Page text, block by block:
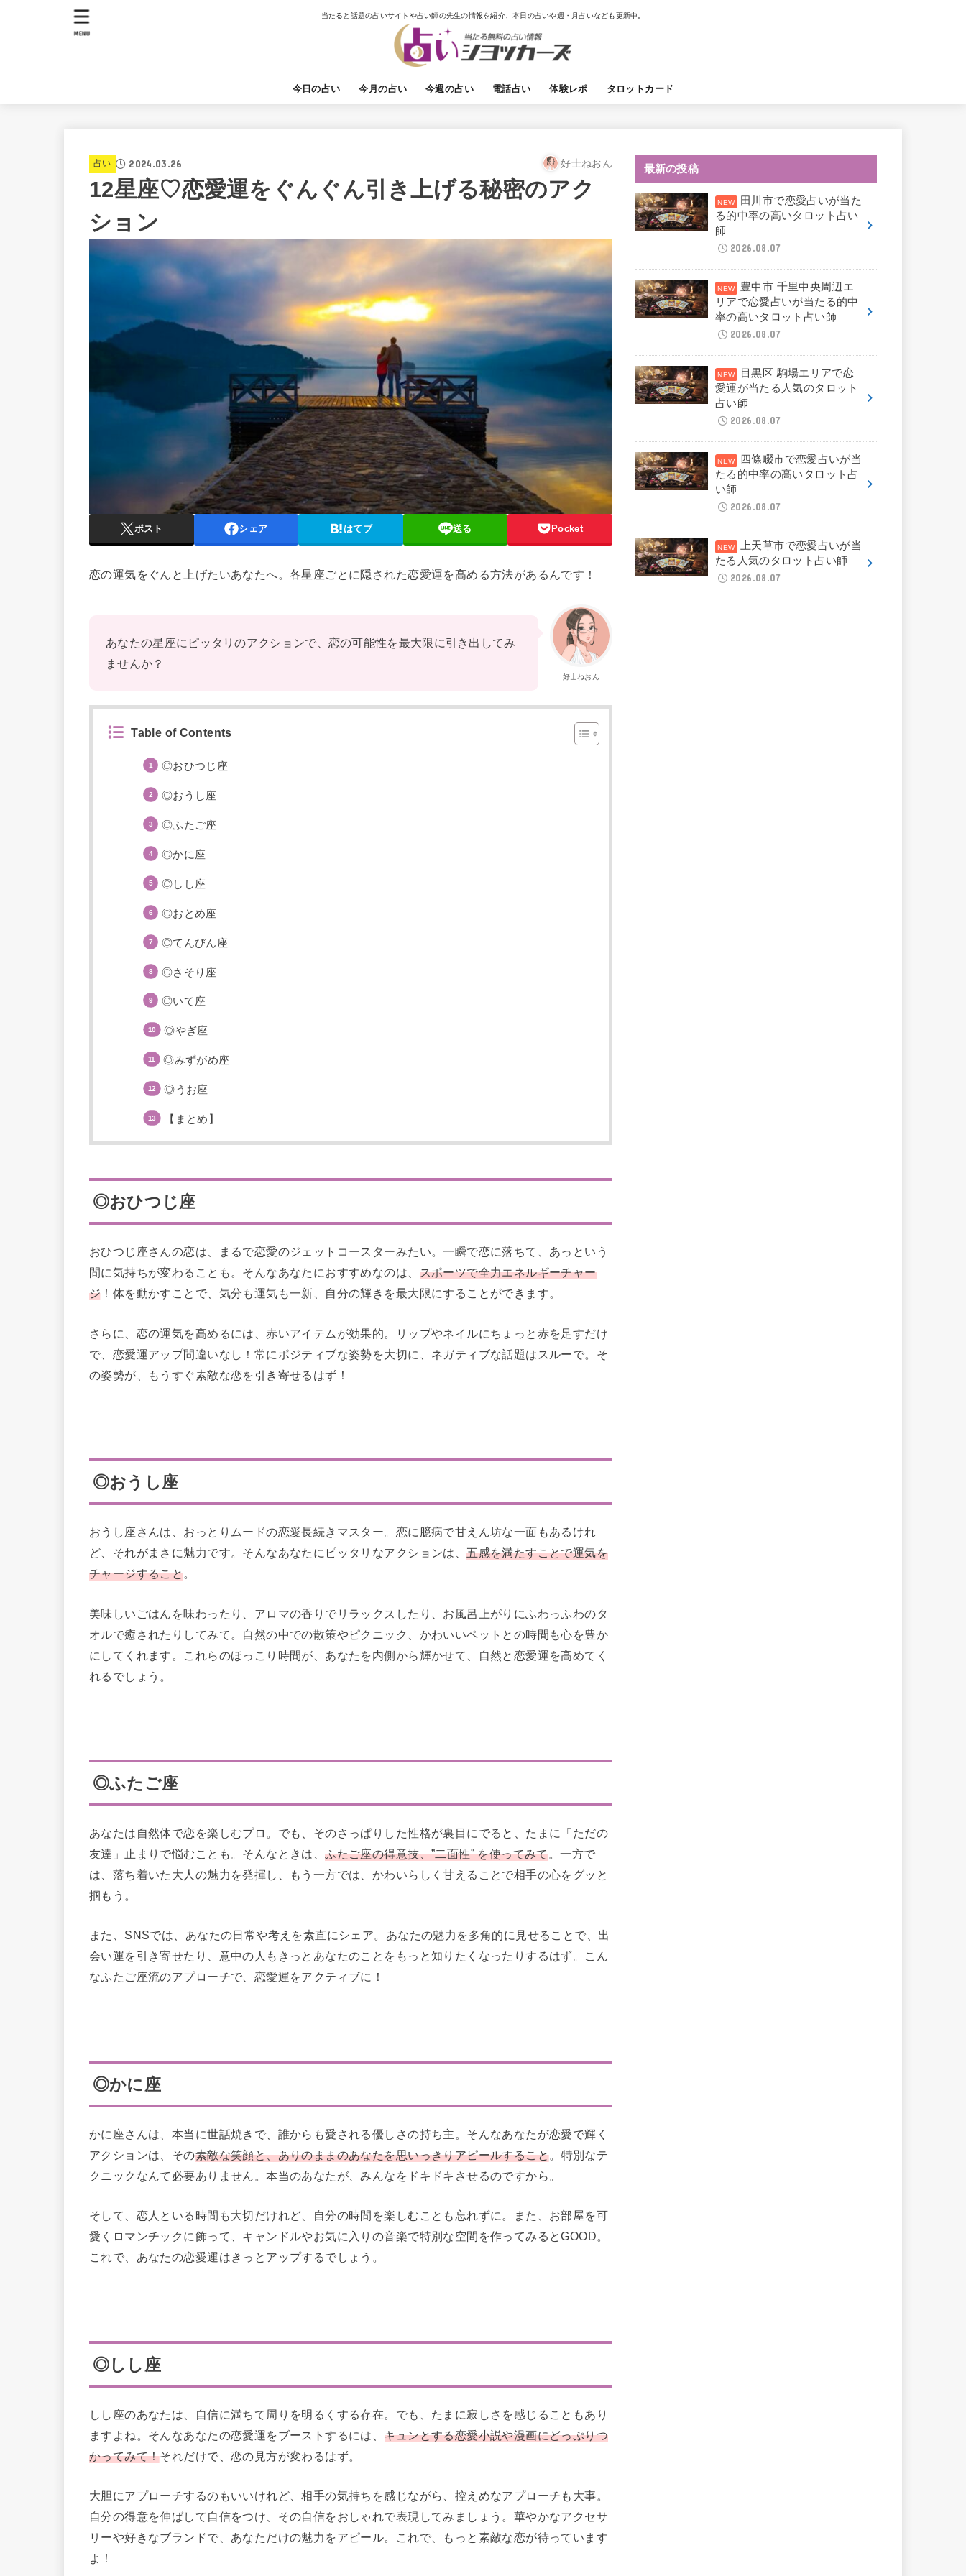
当たると話題の占いサイトや占い師の先生の情報を紹介、本日の占いや週・月占いなども更新中。
今日の占い 今月の占い 今週の占い 電話占い 体験レポ タロットカード
MENU
占い 2024.03.26 好士ねおん
12星座♡恋愛運をぐんぐん引き上げる秘密のアク
ション
ポスト シェア はてブ 送る Pocket
恋の運気をぐんと上げたいあなたへ。各星座ごとに隠された恋愛運を高める方法があるんです！
好士ねおん
あなたの星座にピッタリのアクションで、恋の可能性を最大限に引き出してみ
ませんか？
Table of Contents
◎おひつじ座
◎おうし座
◎ふたご座
◎かに座
◎しし座
◎おとめ座
◎てんびん座
◎さそり座
◎いて座
◎やぎ座
◎みずがめ座
◎うお座
【まとめ】
◎おひつじ座
おひつじ座さんの恋は、まるで恋愛のジェットコースターみたい。一瞬で恋に落ちて、あっという
間に気持ちが変わることも。そんなあなたにおすすめなのは、 スポーツで全力エネルギーチャー
ジ ！体を動かすことで、気分も運気も一新、自分の輝きを最大限にすることができます。
さらに、恋の運気を高めるには、赤いアイテムが効果的。リップやネイルにちょっと赤を足すだけ
で、恋愛運アップ間違いなし！常にポジティブな姿勢を大切に、ネガティブな話題はスルーで。そ
の姿勢が、もうすぐ素敵な恋を引き寄せるはず！
◎おうし座
おうし座さんは、おっとりムードの恋愛長続きマスター。恋に臆病で甘えん坊な一面もあるけれ
ど、それがまさに魅力です。そんなあなたにピッタリなアクションは、五感を満たすことで運気を
チャージすること。
美味しいごはんを味わったり、アロマの香りでリラックスしたり、お風呂上がりにふわっふわのタ
オルで癒されたりしてみて。自然の中での散策やピクニック、かわいいペットとの時間も心を豊か
にしてくれます。これらのほっこり時間が、あなたを内側から輝かせて、自然と恋愛運を高めてく
れるでしょう。
◎ふたご座
あなたは自然体で恋を楽しむプロ。でも、そのさっぱりした性格が裏目にでると、たまに「ただの
友達」止まりで悩むことも。そんなときは、ふたご座の得意技、”二面性” を使ってみて。一方で
は、落ち着いた大人の魅力を発揮し、もう一方では、かわいらしく甘えることで相手の心をグッと
掴もう。
また、SNSでは、あなたの日常や考えを素直にシェア。あなたの魅力を多角的に見せることで、出
会い運を引き寄せたり、意中の人もきっとあなたのことをもっと知りたくなったりするはず。こん
なふたご座流のアプローチで、恋愛運をアクティブに！
◎かに座
かに座さんは、本当に世話焼きで、誰からも愛される優しさの持ち主。そんなあなたが恋愛で輝く
アクションは、その素敵な笑顔と、ありのままのあなたを思いっきりアピールすること。特別なテ
クニックなんて必要ありません。本当のあなたが、みんなをドキドキさせるのですから。
そして、恋人といる時間も大切だけれど、自分の時間を楽しむことも忘れずに。また、お部屋を可
愛くロマンチックに飾って、キャンドルやお気に入りの音楽で特別な空間を作ってみるとGOOD。
これで、あなたの恋愛運はきっとアップするでしょう。
◎しし座
しし座のあなたは、自信に満ちて周りを明るくする存在。でも、たまに寂しさを感じることもあり
ますよね。そんなあなたの恋愛運をブーストするには、 キュンとする恋愛小説や漫画にどっぷりつ
かってみて！それだけで、恋の見方が変わるはず。
大胆にアプローチするのもいいけれど、相手の気持ちを感じながら、控えめなアプローチも大事。
自分の得意を伸ばして自信をつけ、その自信をおしゃれで表現してみましょう。華やかなアクセサ
リーや好きなブランドで、あなただけの魅力をアピール。これで、もっと素敵な恋が待っています
よ！
最新の投稿
田川市で恋愛占いが当た
る的中率の高いタロット占い
師
2026.08.07
豊中市 千里中央周辺エ
リアで恋愛占いが当たる的中
率の高いタロット占い師
2026.08.07
目黒区 駒場エリアで恋
愛運が当たる人気のタロット
占い師
2026.08.07
四條畷市で恋愛占いが当
たる的中率の高いタロット占
い師
2026.08.07
上天草市で恋愛占いが当
たる人気のタロット占い師
2026.08.07